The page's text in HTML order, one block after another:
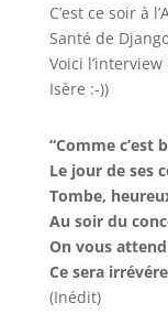
C’est ce soir à
Santé de
Voici
Isère :-))
“Comme c’est
Le jour de ses
Tombe,
Au soir du
On vous
Ce sera
(Inédit)